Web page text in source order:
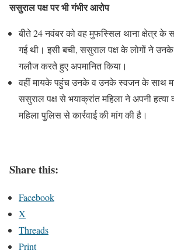
ससुराल पक्ष पर भी गंभीर आरोप
बीते 24 नवंबर को वह मुफस्सिल थाना क्षेत्र के
गई थी। इसी बची, ससुराल पक्ष के लोगों ने उनके
गलौज करते हुए अपमानित किया।
वहीं मायके पहुंच उनके व उनके स्वजन के साथ
ससुराल पक्ष से भयाक्रांत महिला ने अपनी
महिला पुलिस से कार्रवाई की मांग की है।
Share this:
Facebook
X
Threads
Print